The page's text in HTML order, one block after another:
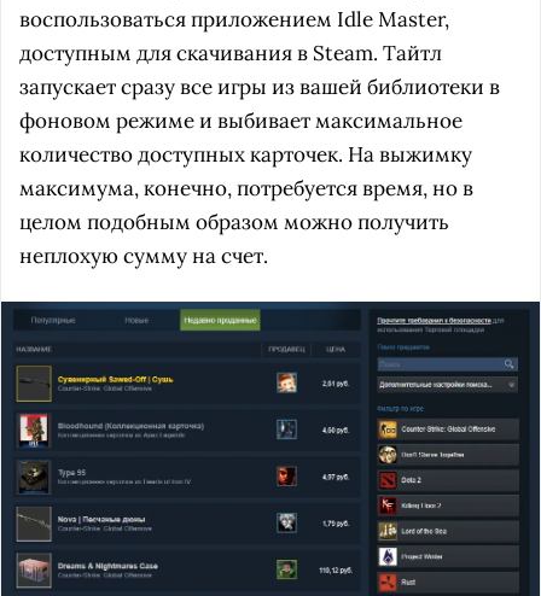
воспользоваться приложением Idle Master,
доступным для скачивания в Steam. Тайтл
запускает сразу все игры из вашей библиотеки в
фоновом режиме и выбивает максимальное
количество доступных карточек. На выжимку
максимума, конечно, потребуется время, но в
целом подобным образом можно получить
неплохую сумму на счет.